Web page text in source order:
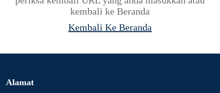
kembali ke Beranda
Kembali Ke Beranda
Alamat